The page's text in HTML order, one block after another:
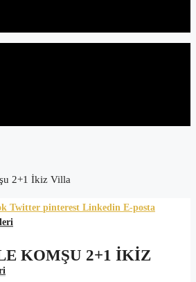
2+1 İkiz Villa
Twitter pinterest Linkedin E-posta
KOMŞU 2+1 İKIZ